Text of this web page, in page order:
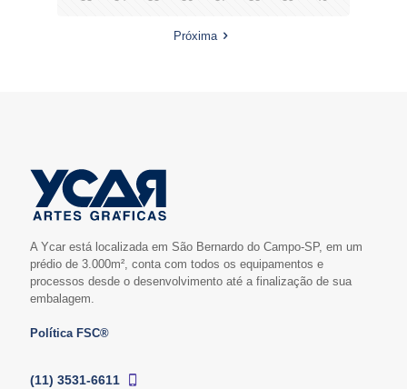
Próxima
A Ycar está localizada em São Bernardo do Campo-SP, em um
prédio de 3.000m², conta com todos os equipamentos e
processos desde o desenvolvimento até a finalização de sua
embalagem.
Política FSC®
(11) 3531-6611